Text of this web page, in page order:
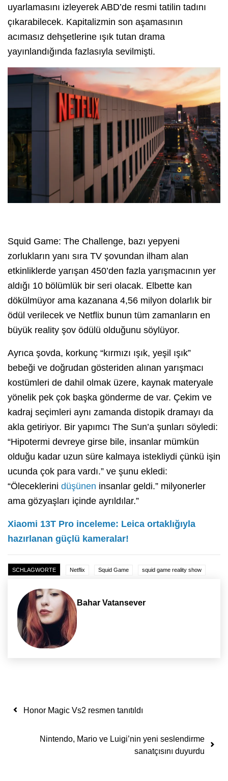
uyarlamasını izleyerek ABD’de resmi tatilin tadını
çıkarabilecek. Kapitalizmin son aşamasının
acımasız dehşetlerine ışık tutan drama
yayınlandığında fazlasıyla sevilmişti.
Squid Game: The Challenge, bazı yepyeni
zorlukların yanı sıra TV şovundan ilham alan
etkinliklerde yarışan 450’den fazla yarışmacının yer
aldığı 10 bölümlük bir seri olacak. Elbette kan
dökülmüyor ama kazanana 4,56 milyon dolarlık bir
ödül verilecek ve Netflix bunun tüm zamanların en
büyük reality şov ödülü olduğunu söylüyor.
Ayrıca şovda, korkunç “kırmızı ışık, yeşil ışık”
bebeği ve doğrudan gösteriden alınan yarışmacı
kostümleri de dahil olmak üzere, kaynak materyale
yönelik pek çok başka gönderme de var. Çekim ve
kadraj seçimleri aynı zamanda distopik dramayı da
akla getiriyor. Bir yapımcı The Sun’a şunları söyledi:
“Hipotermi devreye girse bile, insanlar mümkün
olduğu kadar uzun süre kalmaya istekliydi çünkü işin
ucunda çok para vardı.” ve şunu ekledi:
“Öleceklerini düşünen insanlar geldi.” milyonerler
ama gözyaşları içinde ayrıldılar.”
Xiaomi 13T Pro inceleme: Leica ortaklığıyla
hazırlanan güçlü kameralar!
SCHLAGWORTE Netflix Squid Game squid game reality show
Bahar Vatansever
Yazı dolaşımı
Honor Magic Vs2 resmen tanıtıldı
Nintendo, Mario ve Luigi’nin yeni seslendirme
sanatçısını duyurdu